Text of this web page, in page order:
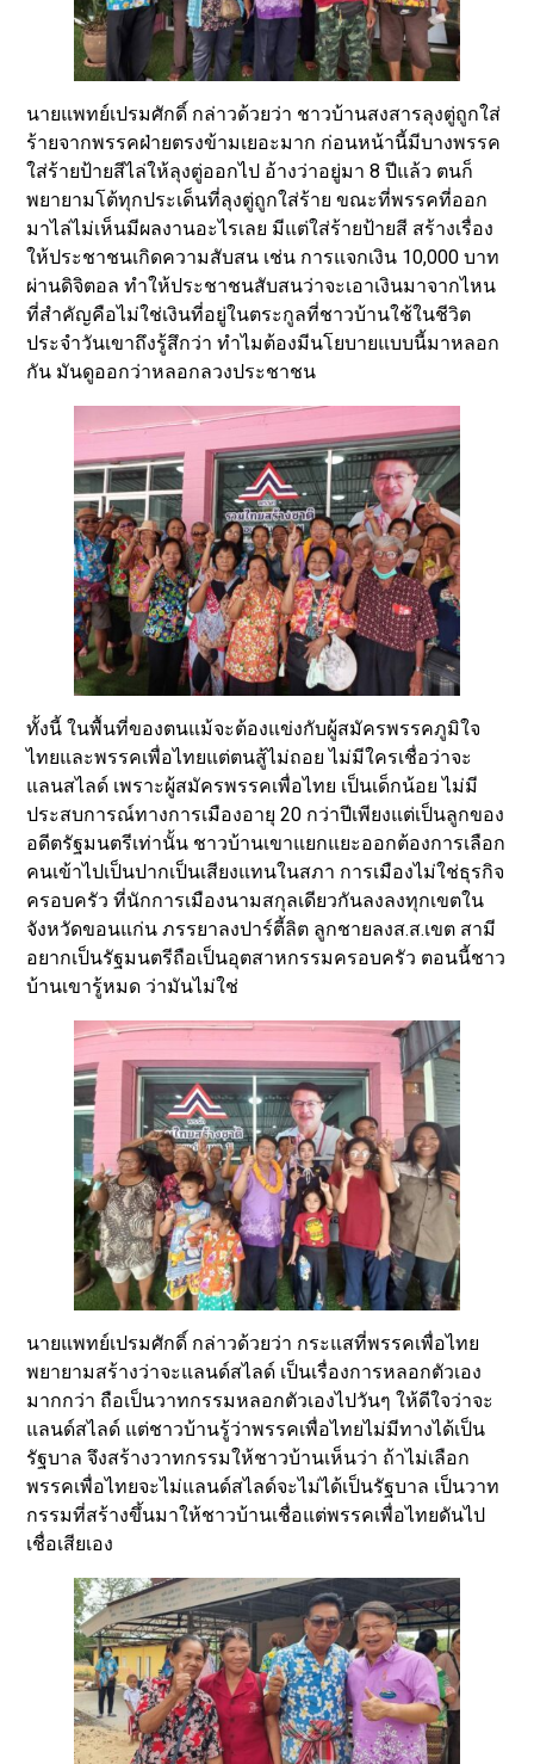
นายแพทย์เปรมศักดิ์ กล่าวด้วยว่า ชาวบ้านสงสารลุงตู่ถูกใส่
ร้ายจากพรรคฝ่ายตรงข้ามเยอะมาก ก่อนหน้านี้มีบางพรรค
ใส่ร้ายป้ายสีไล่ให้ลุงตู่ออกไป อ้างว่าอยู่มา 8 ปีแล้ว ตนก็
พยายามโต้ทุกประเด็นที่ลุงตู่ถูกใส่ร้าย ขณะที่พรรคที่ออก
มาไล่ไม่เห็นมีผลงานอะไรเลย มีแต่ใส่ร้ายป้ายสี สร้างเรื่อง
ให้ประชาชนเกิดความสับสน เช่น การแจกเงิน 10,000 บาท
ผ่านดิจิตอล ทำให้ประชาชนสับสนว่าจะเอาเงินมาจากไหน
ที่สำคัญคือไม่ใช่เงินที่อยู่ในตระกูลที่ชาวบ้านใช้ในชีวิต
ประจำวันเขาถึงรู้สึกว่า ทำไมต้องมีนโยบายแบบนี้มาหลอก
กัน มันดูออกว่าหลอกลวงประชาชน
ทั้งนี้ ในพื้นที่ของตนแม้จะต้องแข่งกับผู้สมัครพรรคภูมิใจ
ไทยและพรรคเพื่อไทยแต่ตนสู้ไม่ถอย ไม่มีใครเชื่อว่าจะ
แลนสไลด์ เพราะผู้สมัครพรรคเพื่อไทย เป็นเด็กน้อย ไม่มี
ประสบการณ์ทางการเมืองอายุ 20 กว่าปีเพียงแต่เป็นลูกของ
อดีตรัฐมนตรีเท่านั้น ชาวบ้านเขาแยกแยะออกต้องการเลือก
คนเข้าไปเป็นปากเป็นเสียงแทนในสภา การเมืองไม่ใช่ธุรกิจ
ครอบครัว ที่นักการเมืองนามสกุลเดียวกันลงลงทุกเขตใน
จังหวัดขอนแก่น ภรรยาลงปาร์ตี้ลิต ลูกชายลงส.ส.เขต สามี
อยากเป็นรัฐมนตรีถือเป็นอุตสาหกรรมครอบครัว ตอนนี้ชาว
บ้านเขารู้หมด ว่ามันไม่ใช่
นายแพทย์เปรมศักดิ์ กล่าวด้วยว่า กระแสที่พรรคเพื่อไทย
พยายามสร้างว่าจะแลนด์สไลด์ เป็นเรื่องการหลอกตัวเอง
มากกว่า ถือเป็นวาทกรรมหลอกตัวเองไปวันๆ ให้ดีใจว่าจะ
แลนด์สไลด์ แต่ชาวบ้านรู้ว่าพรรคเพื่อไทยไม่มีทางได้เป็น
รัฐบาล จึงสร้างวาทกรรมให้ชาวบ้านเห็นว่า ถ้าไม่เลือก
พรรคเพื่อไทยจะไม่แลนด์สไลด์จะไม่ได้เป็นรัฐบาล เป็นวาท
กรรมที่สร้างขึ้นมาให้ชาวบ้านเชื่อแต่พรรคเพื่อไทยดันไป
เชื่อเสียเอง